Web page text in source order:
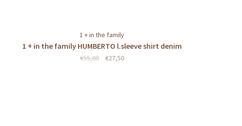
1 + in the family
1 + in the family HUMBERTO l.sleeve shirt denim
€55,00 €27,50